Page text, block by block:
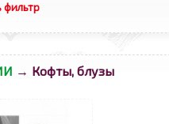
фильтр
→ Кофты, блузы